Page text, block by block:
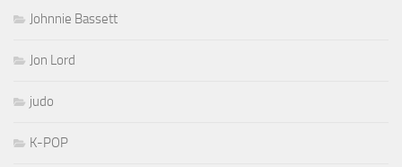
Johnnie Bassett
Jon Lord
judo
K-POP